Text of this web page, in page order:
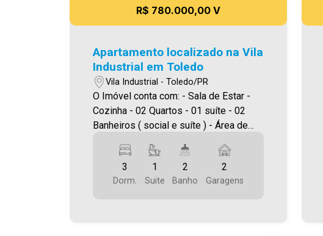
R$ 780.000,00 V
Apartamento localizado na Vila
Industrial em Toledo
Vila Industrial - Toledo/PR
O Imóvel conta com: - Sala de Estar -
Cozinha - 02 Quartos - 01 suíte - 02
Banheiros ( social e suíte ) - Área de
descoberta Área privativa 112,00m² A
Imobiliária Ativa possui hoje uma das
maiores carteiras de imóveis
3
Dorm.
1
Suite
2
Banho
2
Garagens